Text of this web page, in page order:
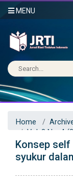
MENU
Home
Vol. 8 No. 4
Indonesia)
Articles
Konsep
syukur